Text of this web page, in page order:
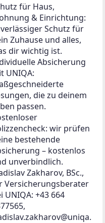
für Haus,
& Einrichtung:
Schutz für
Zuhause und alles,
dir wichtig ist.
Absicherung
UNIQA:
die zu deinem
passen.
wir prüfen
bestehende
– kostenlos
unverbindlich.
Zakharov, BSc.,
Versicherungsberater
UNIQA: +43 664